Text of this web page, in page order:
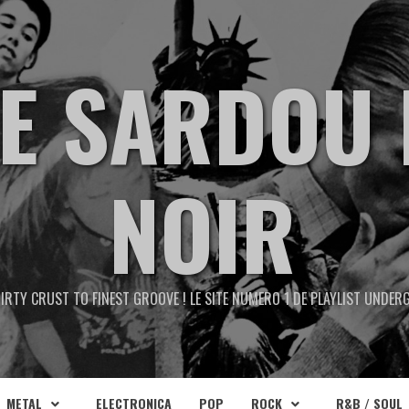
NOIR
CRUST TO FINEST GROOVE ! LE SITE NUMERO 1 DE PLAYLIST
METAL ELECTRONICA POP ROCK R&B / SOUL